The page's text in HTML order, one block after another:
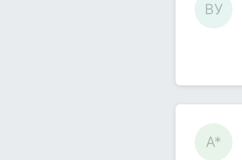
ВУ
А*